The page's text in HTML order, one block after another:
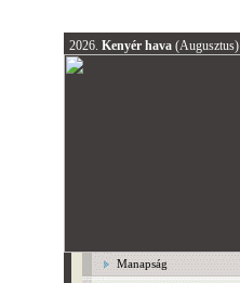
2026. Kenyér hava (Augusztus)
Manapság